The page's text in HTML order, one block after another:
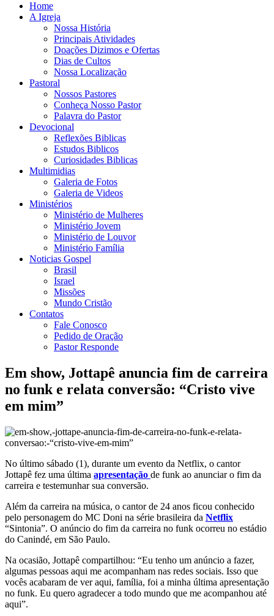
Home
A Igreja
Nossa História
Principais Atividades
Doações Dizimos e Ofertas
Dias de Cultos
Nossa Localização
Pastoral
Nossos Pastores
Conheça Nosso Pastor
Palavra do Pastor
Devocional
Reflexões Biblicas
Estudos Biblicos
Curiosidades Biblicas
Multimidias
Galeria de Fotos
Galeria de Videos
Ministérios
Ministério de Mulheres
Ministério Jovem
Ministério de Louvor
Ministério Família
Noticias Gospel
Brasil
Israel
Missões
Mundo Cristão
Contatos
Fale Conosco
Pedido de Oração
Pastor Responde
Em show, Jottapê anuncia fim de carreira
no funk e relata conversão: “Cristo vive
em mim”
No último sábado (1), durante um evento da Netflix, o cantor
Jottapê fez uma última apresentação de funk ao anunciar o fim da
carreira e testemunhar sua conversão.
Além da carreira na música, o cantor de 24 anos ficou conhecido
pelo personagem do MC Doni na série brasileira da Netflix
“Sintonia”. O anúncio do fim da carreira no funk ocorreu no estádio
do Canindé, em São Paulo.
Na ocasião, Jottapê compartilhou: “Eu tenho um anúncio a fazer,
algumas pessoas aqui me acompanham nas redes sociais. Isso que
vocês acabaram de ver aqui, família, foi a minha última apresentação
no funk. Eu quero agradecer a todo mundo que me acompanhou até
aqui”.